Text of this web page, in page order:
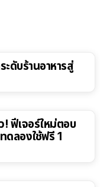
ดับร้านอาหารสู่
! ฟีเจอร์ใหม่ตอบ
ดลองใช้ฟรี 1